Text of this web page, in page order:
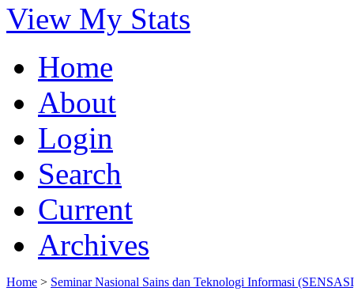
View My Stats
Home
About
Login
Search
Current
Archives
Home > Seminar Nasional Sains dan Teknologi Informasi